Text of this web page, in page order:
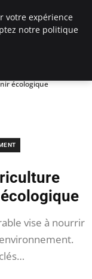
écologique
vise à nourrir
votre expérience
notre politique